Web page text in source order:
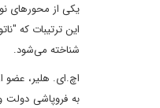
یکی از محورهای
شناخته می‌شود.
اچ.ای. هلیر، عضو
به فروپاشی